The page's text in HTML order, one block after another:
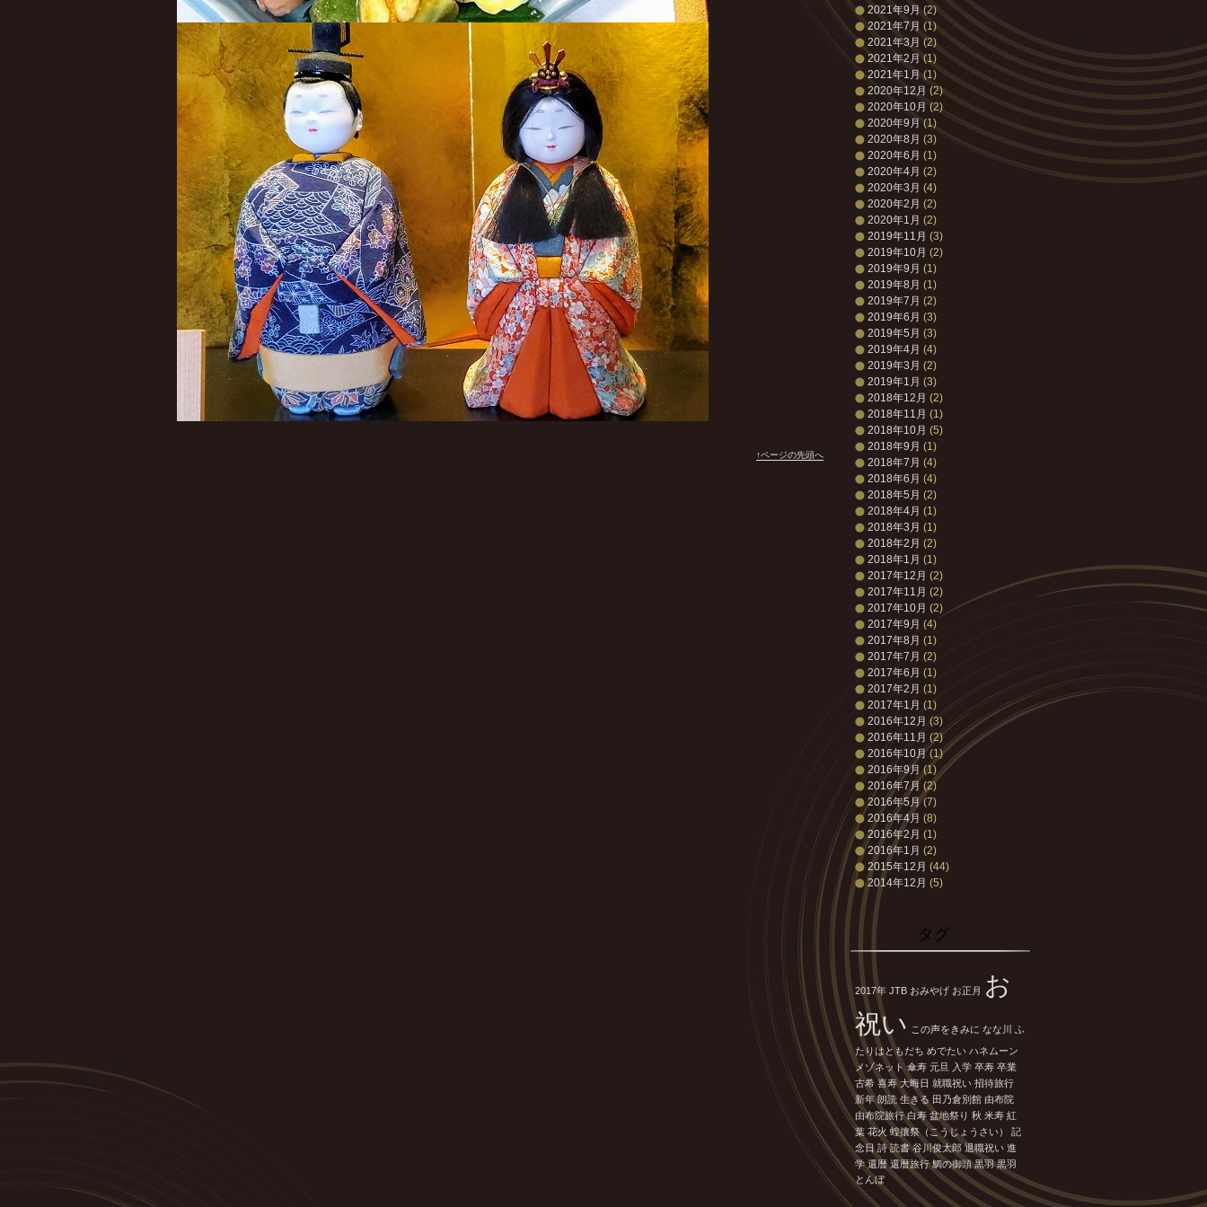
↑ページの先頭へ
2021年9月 (2)
2021年7月 (1)
2021年3月 (2)
2021年2月 (1)
2021年1月 (1)
2020年12月 (2)
2020年10月 (2)
2020年9月 (1)
2020年8月 (3)
2020年6月 (1)
2020年4月 (2)
2020年3月 (4)
2020年2月 (2)
2020年1月 (2)
2019年11月 (3)
2019年10月 (2)
2019年9月 (1)
2019年8月 (1)
2019年7月 (2)
2019年6月 (3)
2019年5月 (3)
2019年4月 (4)
2019年3月 (2)
2019年1月 (3)
2018年12月 (2)
2018年11月 (1)
2018年10月 (5)
2018年9月 (1)
2018年7月 (4)
2018年6月 (4)
2018年5月 (2)
2018年4月 (1)
2018年3月 (1)
2018年2月 (2)
2018年1月 (1)
2017年12月 (2)
2017年11月 (2)
2017年10月 (2)
2017年9月 (4)
2017年8月 (1)
2017年7月 (2)
2017年6月 (1)
2017年2月 (1)
2017年1月 (1)
2016年12月 (3)
2016年11月 (2)
2016年10月(1)
2016年9月 (1)
2016年7月 (2)
2016年5月(7)
2016年4月 (8)
2016年2月 (1)
2016年1月 (2)
2015年12月 (44)
2014年12月 (5)
タグ
2017年 JTB おみやげ お正月 お
祝い この声をきみに なな川 ふ
たりはともだち めでたい ハネムーン
メゾネット 傘寿 元旦 入学 卒寿 卒業
古希 喜寿 大晦日 就職祝い 招待旅行
新年 朗読 生きる 田乃倉別館 由布院
由布院旅行 白寿 盆地祭り 秋 米寿 紅
葉 花火 蝗攘祭（こうじょうさい）
記
念日 詩 読書 谷川俊太郎 退職祝い 進
学 還暦 還暦旅行 鯛の御頭 黒羽 黒羽
とんぼ